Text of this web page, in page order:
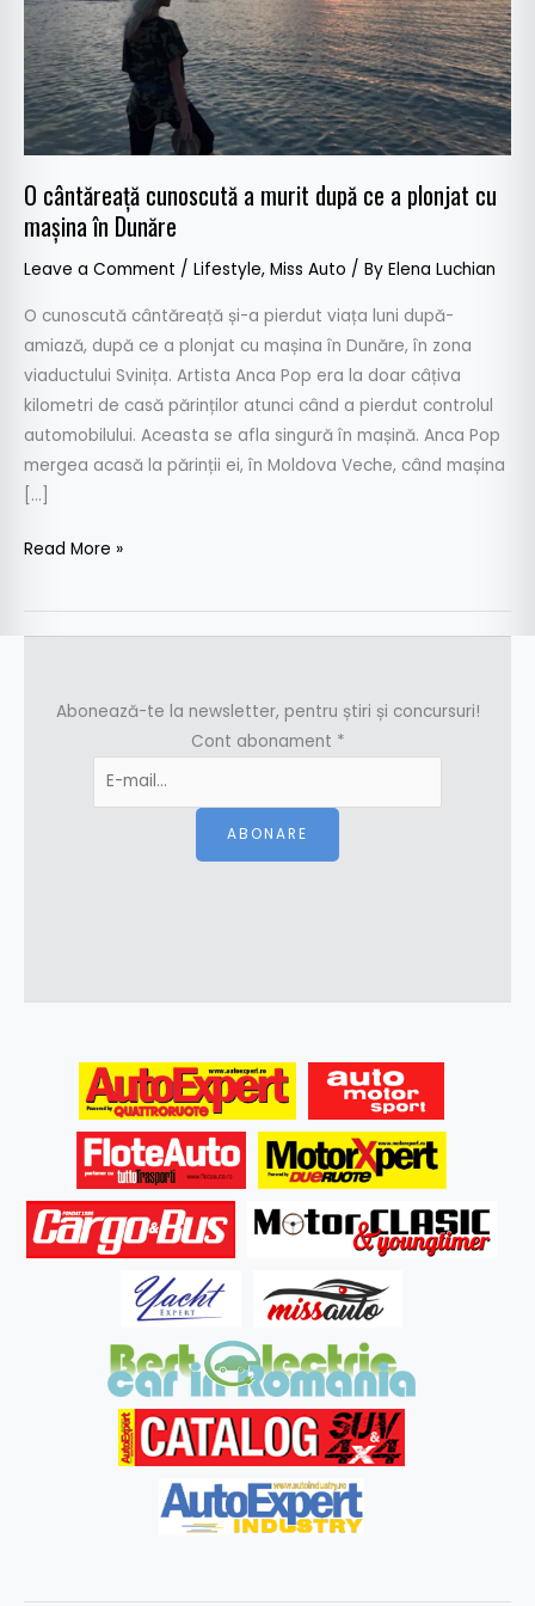
O cântăreață cunoscută a murit după ce a plonjat cu
mașina în Dunăre
Leave a Comment / Lifestyle, Miss Auto / By Elena Luchian
O cunoscută cântăreață și-a pierdut viața luni după-
amiază, după ce a plonjat cu mașina în Dunăre, în zona
viaductului Svinița. Artista Anca Pop era la doar câțiva
kilometri de casă părinților atunci când a pierdut controlul
automobilului. Aceasta se afla singură în mașină. Anca Pop
mergea acasă la părinții ei, în Moldova Veche, când mașina
[…]
a
plonjat
cu
mașina
în
Dunăre
Read More »
Abonează-te la newsletter, pentru știri și concursuri!
Cont abonament *
ABONARE